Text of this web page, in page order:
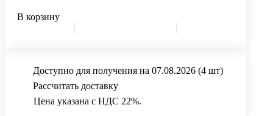
В корзину
Доступно для получения на 07.08.2026 (4 шт)
Рассчитать доставку
Цена указана с НДС 22%.